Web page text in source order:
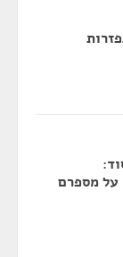
המגבלה על מספרם